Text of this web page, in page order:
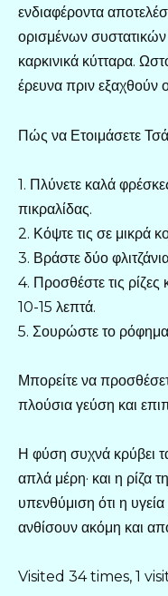
ενδιαφέροντα
ορισμένων συστατικών
καρκινικά κύτταρα.
έρευνα πριν εξαχθούν
Πώς να Ετοιμάσετε
1. Πλύνετε καλά
πικραλίδας.
2. Κόψτε τις σε μικρά
3. Βράστε δύο
4. Προσθέστε τις ρίζες
10-15 λεπτά.
5. Σουρώστε το ρόφημα
Μπορείτε να
πλούσια γεύση και
Η φύση συχνά κρύβει
απλά μέρη· και η ρίζα
υπενθύμιση ότι η
ανθίσουν ακόμη και
Visited 34 times, 1